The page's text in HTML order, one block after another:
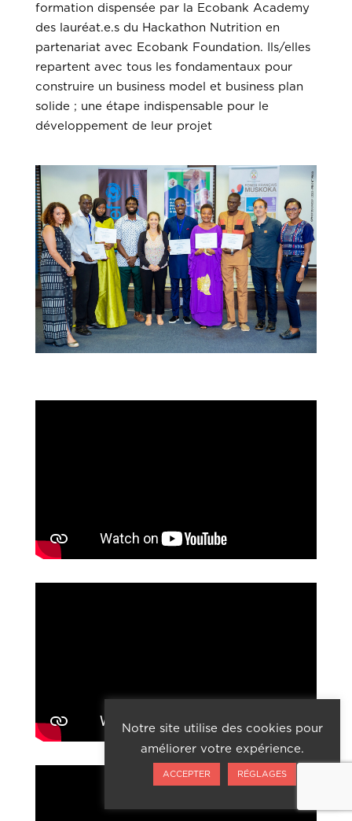
formation dispensée par la Ecobank Academy
des lauréat.e.s du Hackathon Nutrition en
partenariat avec Ecobank Foundation. Ils/elles
repartent avec tous les fondamentaux pour
construire un business model et business plan
solide ; une étape indispensable pour le
développement de leur projet
Notre site utilise des cookies pour
améliorer votre expérience.
ACCEPTER RÉGLAGES